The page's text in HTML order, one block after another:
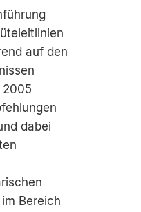
auf den
2005
dabei
Bereich